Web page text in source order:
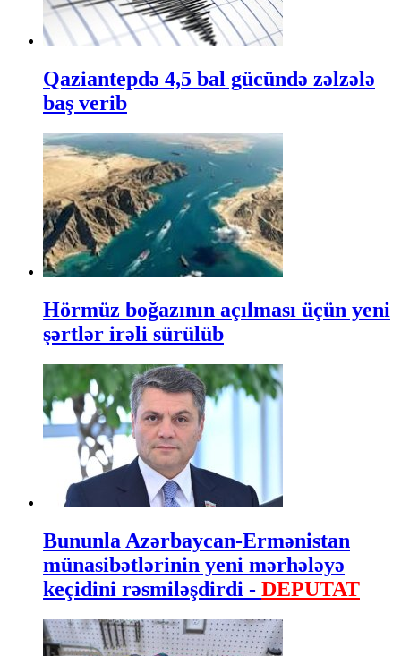
Qaziantepdə 4,5 bal gücündə zəlzələ
baş verib
Hörmüz boğazının açılması üçün yeni
şərtlər irəli sürülüb
Bununla Azərbaycan-Ermənistan
münasibətlərinin yeni mərhələyə
keçidini rəsmiləşdirdi - DEPUTAT